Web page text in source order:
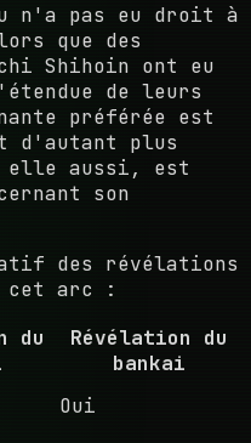
n'a pas eu droit à
que des
Shihoin ont eu
de leurs
préférée est
d'autant plus
elle aussi, est
son
des révélations
cet arc :
du
Révélation du
bankai
Oui